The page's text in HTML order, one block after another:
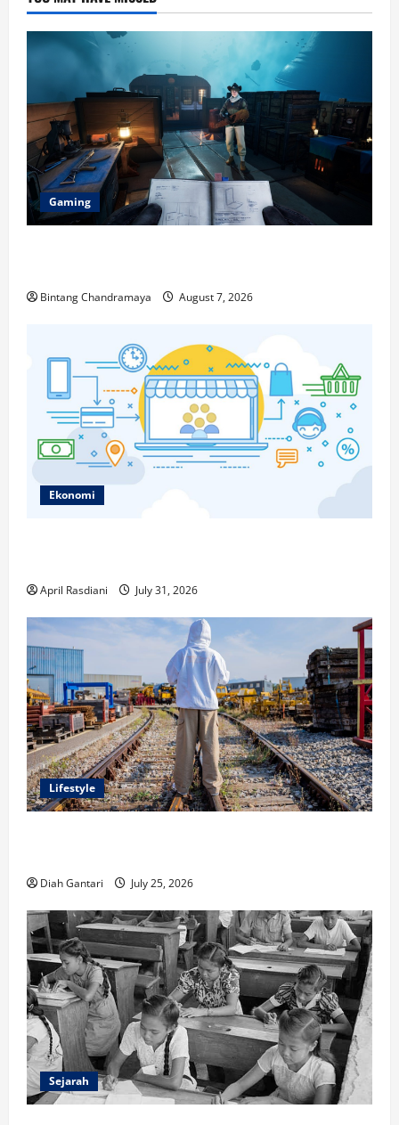
Gaming
Bintang Chandramaya August 7, 2026
Ekonomi
April Rasdiani July 31, 2026
Lifestyle
Diah Gantari July 25, 2026
Sejarah